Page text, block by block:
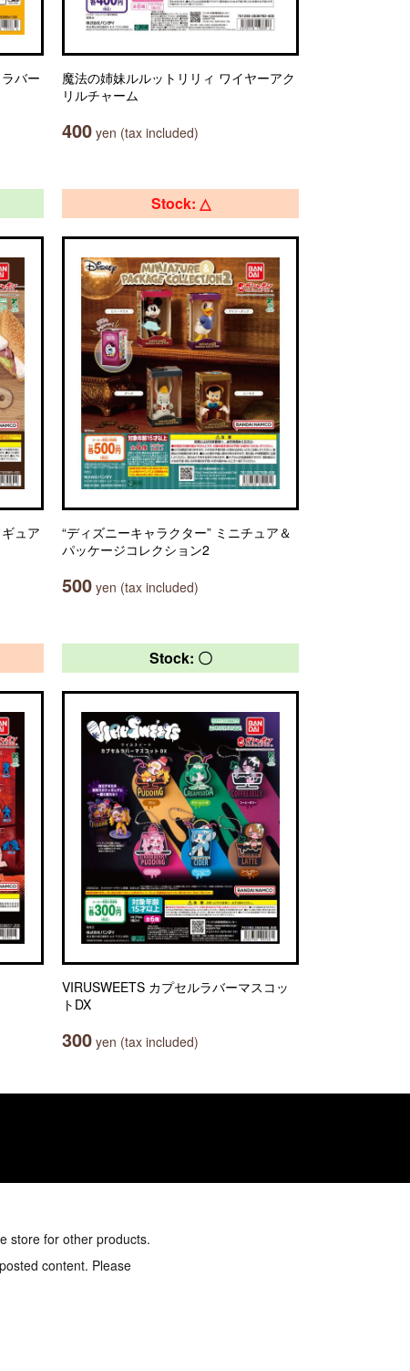
バー
魔法の姉妹ルルットリリィ ワイヤーアク
リルチャーム
400 yen (tax included)
ュア
Stock: △
“ディズニーキャラクター” ミニチュア＆
パッケージコレクション2
500 yen (tax included)
Stock: 〇
VIRUSWEETS カプセルラバーマスコッ
トDX
300 yen (tax included)
store for other products.
content. Please